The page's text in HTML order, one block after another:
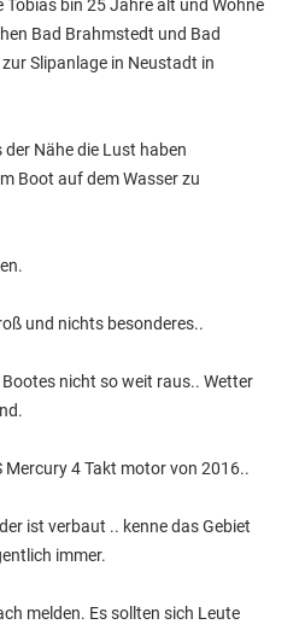
Tobias bin 25 Jahre alt und Wohne
Bad Brahmstedt und Bad
Slipanlage in Neustadt in
Nähe die Lust haben
Boot auf dem Wasser zu
und nichts besonderes..
nicht so weit raus.. Wetter
Mercury 4 Takt motor von 2016..
ist verbaut .. kenne das Gebiet
immer.
melden. Es sollten sich Leute